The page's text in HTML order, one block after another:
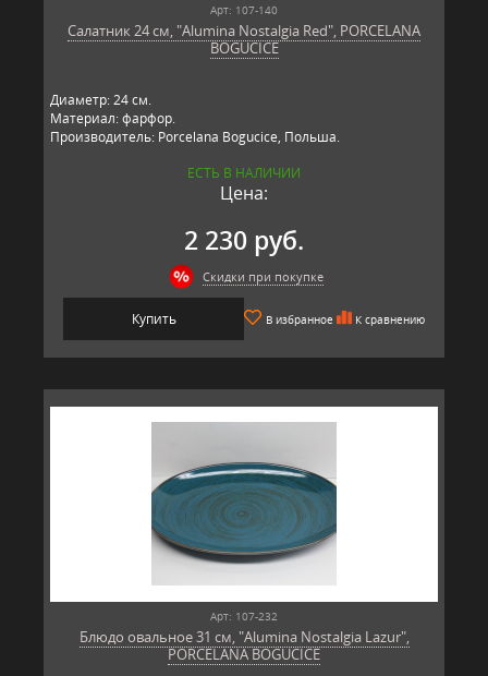
Арт: 107-140
Салатник 24 см, "Alumina Nostalgia Red", PORCELANA
BOGUCICE
Диаметр: 24 см.
Материал: фарфор.
Производитель: Porcelana Bogucice, Польша.
ЕСТЬ В НАЛИЧИИ
Цена:
2 230 руб.
Скидки при покупке
Купить В избранное К сравнению
Арт: 107-232
Блюдо овальное 31 см, "Alumina Nostalgia Lazur",
PORCELANA BOGUCICE